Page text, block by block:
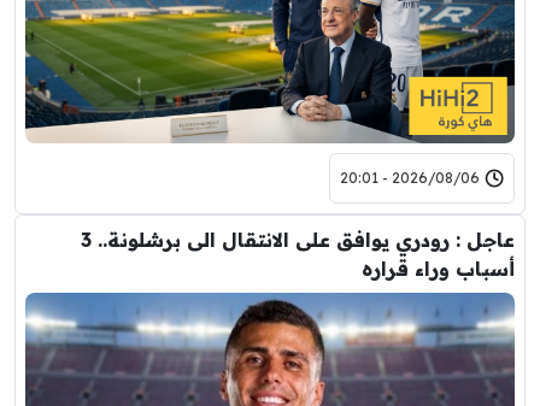
2026/08/06 - 20:01
عاجل : رودري يوافق على الانتقال الى برشلونة.. 3
أسباب وراء قراره